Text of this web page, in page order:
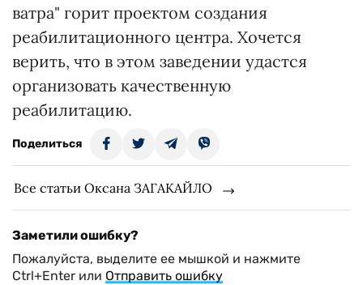
ватра" горит проектом создания
реабилитационного центра. Хочется
верить, что в этом заведении удастся
организовать качественную
реабилитацию.
Поделиться
Все статьи Оксана ЗАГАКАЙЛО
Заметили ошибку?
Пожалуйста, выделите ее мышкой и нажмите
Ctrl+Enter или Отправить ошибку